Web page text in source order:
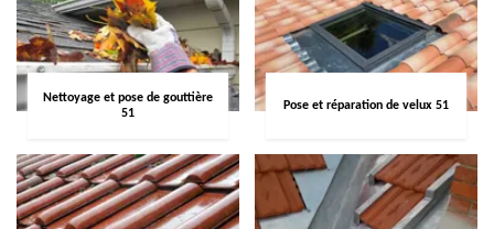
Nettoyage et pose de gouttière
51
Pose et réparation de velux 51